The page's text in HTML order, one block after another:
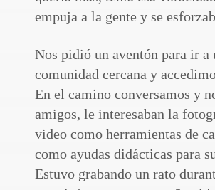
empuja a la gente y se
Nos pidió un aventón para ir a
comunidad cercana y
En el camino conversamos y
amigos, le interesaban la
video como herramientas de
como ayudas didácticas para
Estuvo grabando un rato